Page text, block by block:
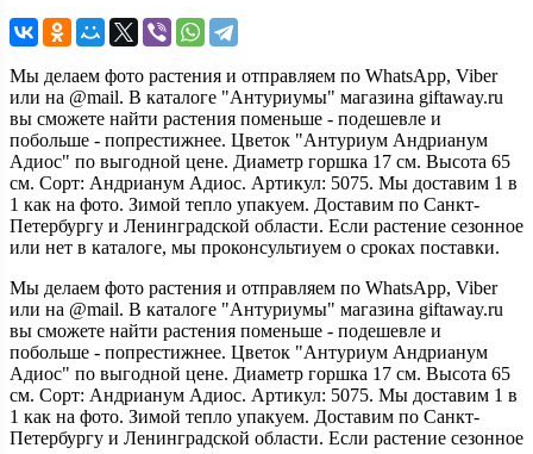
Мы делаем фото растения и отправляем по WhatsApp, Viber
или на @mail. В каталоге "Антуриумы" магазина giftaway.ru
вы сможете найти растения поменьше - подешевле и
побольше - попрестижнее. Цветок "Антуриум Андрианум
Адиос" по выгодной цене. Диаметр горшка 17 см. Высота 65
см. Сорт: Андрианум Адиос. Артикул: 5075. Мы доставим 1 в
1 как на фото. Зимой тепло упакуем. Доставим по Санкт-
Петербургу и Ленинградской области. Если растение сезонное
или нет в каталоге, мы проконсультиуем о сроках поставки.
Мы делаем фото растения и отправляем по WhatsApp, Viber
или на @mail. В каталоге "Антуриумы" магазина giftaway.ru
вы сможете найти растения поменьше - подешевле и
побольше - попрестижнее. Цветок "Антуриум Андрианум
Адиос" по выгодной цене. Диаметр горшка 17 см. Высота 65
см. Сорт: Андрианум Адиос. Артикул: 5075. Мы доставим 1 в
1 как на фото. Зимой тепло упакуем. Доставим по Санкт-
Петербургу и Ленинградской области. Если растение сезонное